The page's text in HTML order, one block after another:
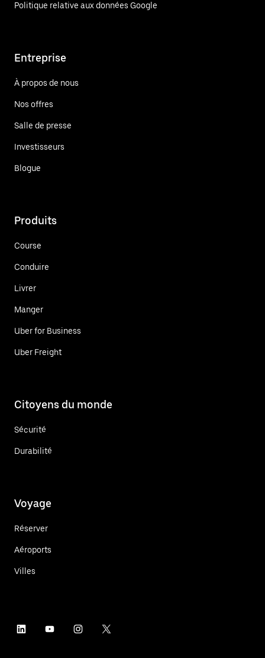
Politique relative aux données Google
Entreprise
À propos de nous
Nos offres
Salle de presse
Investisseurs
Blogue
Produits
Course
Conduire
Livrer
Manger
Uber for Business
Uber Freight
Citoyens du monde
Sécurité
Durabilité
Voyage
Réserver
Aéroports
Villes